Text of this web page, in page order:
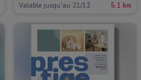
Valable jusqu'au 31/12 5.1 km